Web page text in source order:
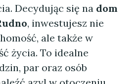
Decydując się na dom
, inwestujesz nie
ale także w
życia. To idealne
par oraz osób